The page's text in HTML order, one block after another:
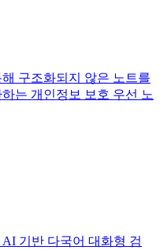
구조화되지 않은 노트를
는 개인정보 보호 우선 노
기반 다국어 대화형 검